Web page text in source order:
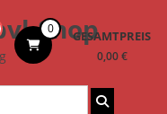
Shop
0 GESAMTPREIS
0,00 €